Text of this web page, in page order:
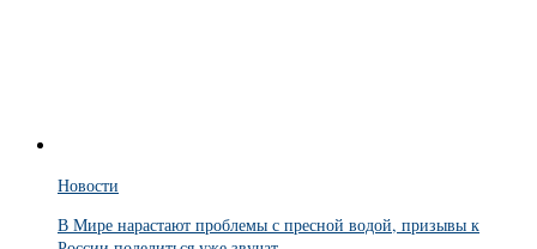
Новости
В Мире нарастают проблемы с пресной водой, призывы к